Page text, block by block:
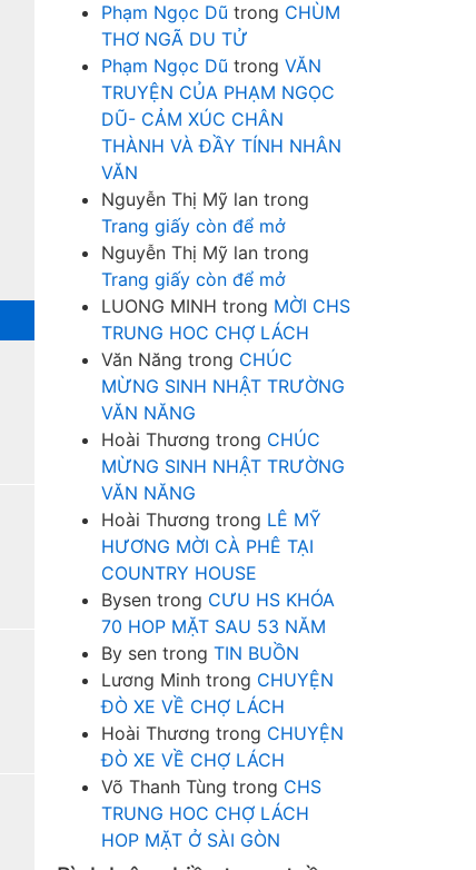
Phạm Ngọc Dũ trong CHÙM
THƠ NGÃ DU TỬ
Phạm Ngọc Dũ trong VĂN
TRUYỆN CỦA PHẠM NGỌC
DŨ- CẢM XÚC CHÂN
THÀNH VÀ ĐẦY TÍNH NHÂN
VĂN
Nguyễn Thị Mỹ lan trong
Trang giấy còn để mở
Nguyễn Thị Mỹ lan trong
Trang giấy còn để mở
LUONG MINH trong MỜI CHS
TRUNG HOC CHỢ LÁCH
Văn Năng trong CHÚC
MỪNG SINH NHẬT TRƯỜNG
VĂN NĂNG
Hoài Thương trong CHÚC
MỪNG SINH NHẬT TRƯỜNG
VĂN NĂNG
Hoài Thương trong LÊ MỸ
HƯƠNG MỜI CÀ PHÊ TẠI
COUNTRY HOUSE
Bysen trong CƯU HS KHÓA
70 HOP MẶT SAU 53 NĂM
By sen trong TIN BUỒN
Lương Minh trong CHUYỆN
ĐÒ XE VỀ CHỢ LÁCH
Hoài Thương trong CHUYỆN
ĐÒ XE VỀ CHỢ LÁCH
Võ Thanh Tùng trong CHS
TRUNG HOC CHỢ LÁCH
HOP MẶT Ở SÀI GÒN